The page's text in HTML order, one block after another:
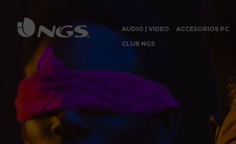
AUDIO | VIDEO ACCESORIOS PC
CLUB NGS